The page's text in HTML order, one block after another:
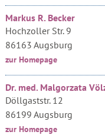
Markus R. Becker
Hochzoller Str. 9
86163 Augsburg
zur Homepage
Dr. med. Malgorzata
Döllgaststr. 12
86199 Augsburg
zur Homepage